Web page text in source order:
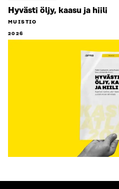
Hyvästi öljy, kaasu ja hiili
MUISTIO
2026